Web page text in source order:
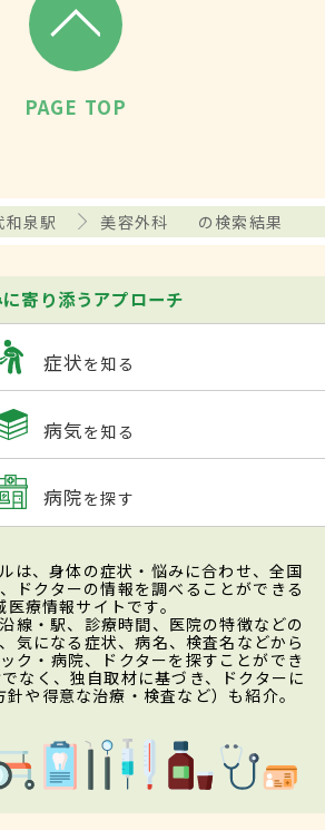
PAGE TOP
和泉駅 美容外科 の検索結果
寄り添うアプローチ
症状を知る
病気を知る
病院を探す
は、身体の症状・悩みに合わせ、全国
ドクターの情報を調べることができる
医療情報サイトです。
線・駅、診療時間、医院の特徴などの
気になる症状、病名、検査名などから
ク・病院、ドクターを探すことができ
なく、独自取材に基づき、ドクターに
や得意な治療・検査など）も紹介。